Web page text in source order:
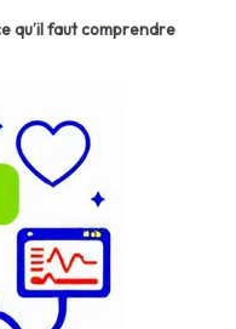
qu’il faut comprendre